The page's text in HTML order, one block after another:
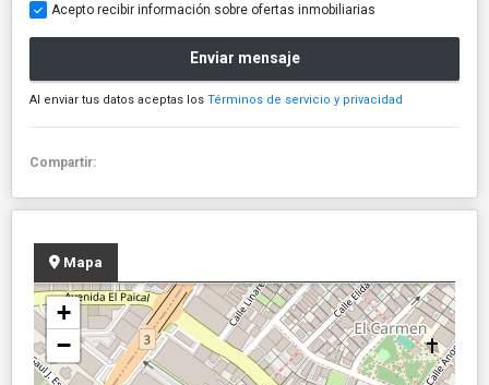
Acepto recibir información sobre ofertas inmobiliarias
Enviar mensaje
Al enviar tus datos aceptas los Términos de servicio y privacidad
Compartir:
Mapa
+
−